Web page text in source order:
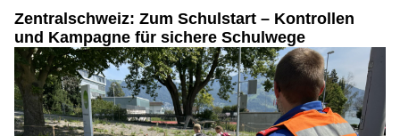
Zentralschweiz: Zum Schulstart – Kontrollen
und Kampagne für sichere Schulwege